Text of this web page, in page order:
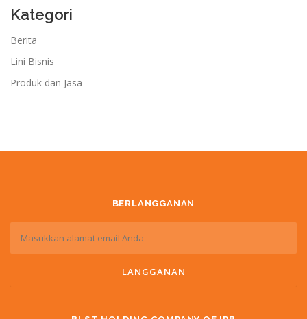
Kategori
Berita
Lini Bisnis
Produk dan Jasa
BERLANGGANAN